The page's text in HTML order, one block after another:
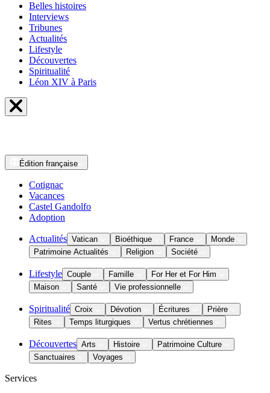
Belles histoires
Interviews
Tribunes
Actualités
Lifestyle
Découvertes
Spiritualité
Léon XIV à Paris
Édition française
Cotignac
Vacances
Castel Gandolfo
Adoption
Actualités Vatican Bioéthique France
Monde
Patrimoine Actualités
Religion Société
Lifestyle Couple Famille
For Her et For Him
Maison
Santé Vie professionnelle
Spiritualité Croix Dévotion Écritures
Prière
Rites
Temps liturgiques Vertus chrétiennes
Découvertes Arts Histoire
Patrimoine Culture
Sanctuaires
Voyages
Services